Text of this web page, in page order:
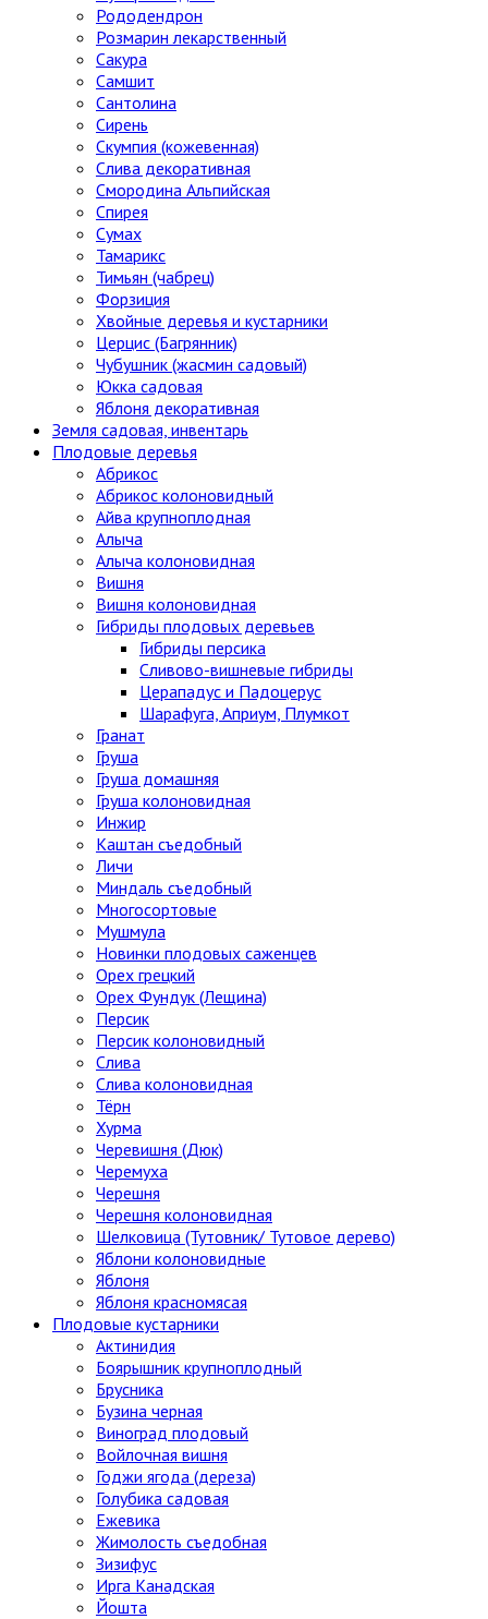
Рододендрон
Розмарин лекарственный
Сакура
Самшит
Сантолина
Сирень
Скумпия (кожевенная)
Слива декоративная
Смородина Альпийская
Спирея
Сумах
Тамарикс
Тимьян (чабрец)
Форзиция
Хвойные деревья и кустарники
Церцис (Багрянник)
Чубушник (жасмин садовый)
Юкка садовая
Яблоня декоративная
Земля садовая, инвентарь
Плодовые деревья
Абрикос
Абрикос колоновидный
Айва крупноплодная
Алыча
Алыча колоновидная
Вишня
Вишня колоновидная
Гибриды плодовых деревьев
Гибриды персика
Сливово-вишневые гибриды
Церападус и Падоцерус
Шарафуга, Априум, Плумкот
Гранат
Груша
Груша домашняя
Груша колоновидная
Инжир
Каштан съедобный
Личи
Миндаль съедобный
Многосортовые
Мушмула
Новинки плодовых саженцев
Орех грецкий
Орех Фундук (Лещина)
Персик
Персик колоновидный
Слива
Слива колоновидная
Тёрн
Хурма
Черевишня (Дюк)
Черемуха
Черешня
Черешня колоновидная
Шелковица (Тутовник/ Тутовое дерево)
Яблони колоновидные
Яблоня
Яблоня красномясая
Плодовые кустарники
Актинидия
Боярышник крупноплодный
Брусника
Бузина черная
Виноград плодовый
Войлочная вишня
Годжи ягода (дереза)
Голубика садовая
Ежевика
Жимолость съедобная
Зизифус
Ирга Канадская
Йошта